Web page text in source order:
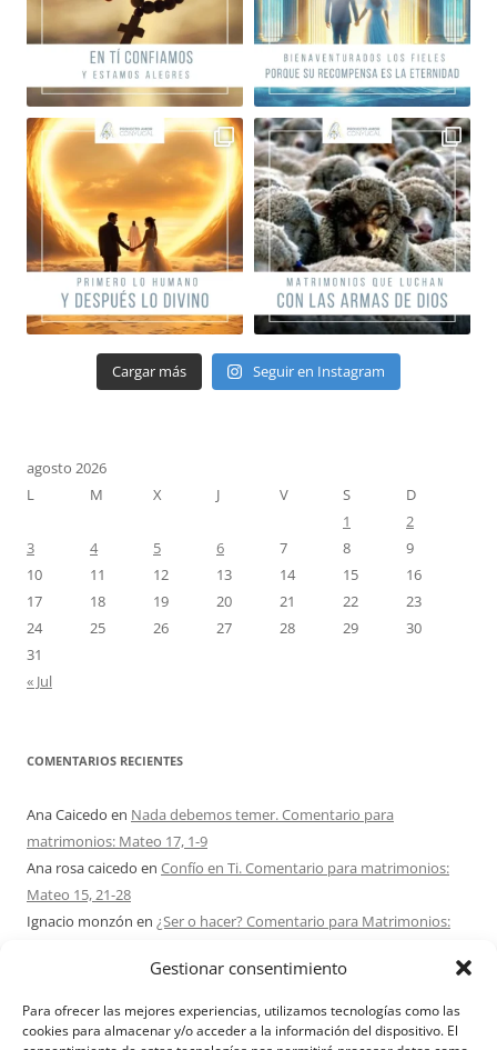
Gestionar consentimiento
Para ofrecer las mejores experiencias, utilizamos tecnologías como las
cookies para almacenar y/o acceder a la información del dispositivo. El
Cargar más Seguir en Instagram
agosto 2026
L
M X J V S
D
1
2
3
4 5 6 7 8
9
10
11 12 13 14 15
16
17
18 19 20 21 22
23
24
25 26 27 28 29
30
31
« Jul
COMENTARIOS RECIENTES
Ana Caicedo en Nada debemos temer. Comentario para
matrimonios: Mateo 17, 1-9
Ana rosa caicedo en Confío en Ti. Comentario para matrimonios:
Mateo 15, 21-28
Ignacio monzón en ¿Ser o hacer? Comentario para Matrimonios:
Maria Asuncion Herrero Mendezen¿Ser o hacer? Comentario para
Matrimonios: Mateo 15, 1-2. 10-14
Sandra Karina SolomitaenRETIRO MATRIMONIOS BUENOS AIRES